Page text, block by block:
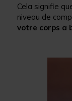
Cela signifie
niveau de
votre corps a